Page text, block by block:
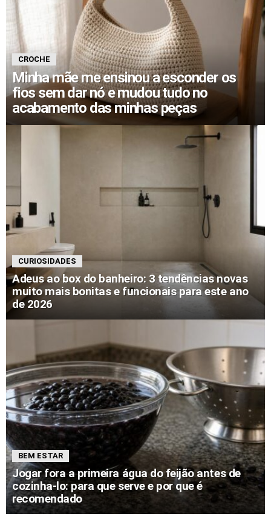
CROCHE
Minha mãe me ensinou a esconder os
fios sem dar nó e mudou tudo no
acabamento das minhas peças
CURIOSIDADES
Adeus ao box do banheiro: 3 tendências novas
muito mais bonitas e funcionais para este ano
de 2026
BEM ESTAR
Jogar fora a primeira água do feijão antes de
cozinha-lo: para que serve e por que é
recomendado